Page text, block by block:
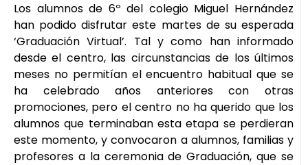
Los alumnos de 6º del colegio Miguel Hernández
han podido disfrutar este martes de su esperada
‘Graduación Virtual’. Tal y como han informado
desde el centro, las circunstancias de los últimos
meses no permitían el encuentro habitual que se
ha celebrado años anteriores con otras
promociones, pero el centro no ha querido que los
alumnos que terminaban esta etapa se perdieran
este momento, y convocaron a alumnos, familias y
profesores a la ceremonia de Graduación, que se